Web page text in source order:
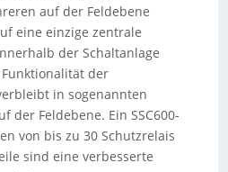
auf der Feldebene
eine einzige zentrale
der Schaltanlage
der
in sogenannten
der Feldebene. Ein SSC600-
von bis zu 30 Schutzrelais
sind eine verbesserte